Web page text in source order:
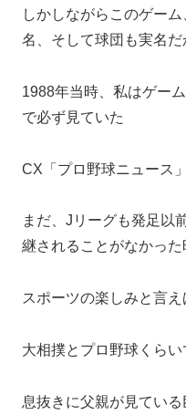
しかしながらこのゲー
名、そして球団も実名だ
1988年当時、私はゲー
で必ず見ていた
CX「プロ野球ニュース」
まだ、Jリーグも発足以
継されることがなかった
スポーツの楽しみと言え
大相撲とプロ野球くらい
息抜きに父親が見てい